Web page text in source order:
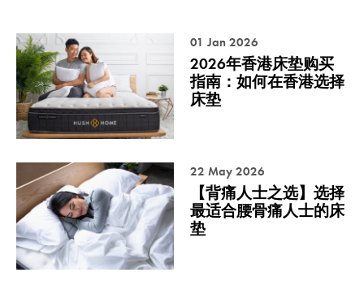
01 Jan 2026
2026年香港床垫购买
指南：如何在香港选择
床垫
22 May 2026
【背痛人士之选】选择
最适合腰骨痛人士的床
垫